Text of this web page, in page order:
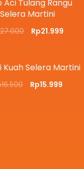
Aci Tulang Rangu
Selera Martini
27.000 Rp21.999
Kuah Selera Martini
16.500 Rp15.999